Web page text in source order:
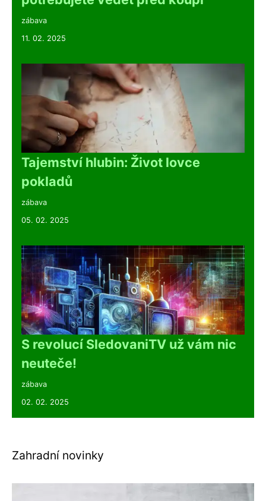
zábava
11. 02. 2025
Tajemství hlubin: Život lovce
pokladů
zábava
05. 02. 2025
S revolucí SledovaniTV už vám nic
neuteče!
zábava
02. 02. 2025
Zahradní novinky